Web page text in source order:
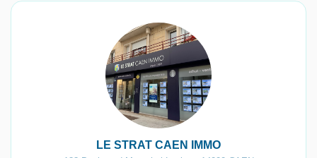
LE STRAT CAEN IMMO